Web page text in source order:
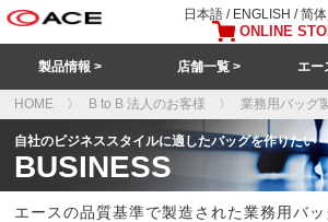
日本語 / ENGLISH /简体
ONLINE
製品情報 > 店舗一覧 > エー
HOME B to B 法人のお客様 業務用バッグ
自社のビジネススタイルに適したバッグを作りたい
BUSINESS
エースの品質基準で製造された業務用バ